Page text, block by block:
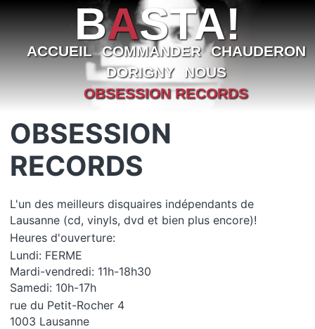
BASTA!
ACCUEIL COMMANDER
CHAUDERON
DORIGNY
NOUS
OBSESSION RECORDS
OBSESSION
RECORDS
L'un des meilleurs disquaires indépendants de
Lausanne (cd, vinyls, dvd et bien plus encore)!
Heures d'ouverture:
Lundi: FERME
Mardi-vendredi: 11h-18h30
Samedi: 10h-17h
rue du Petit-Rocher 4
1003 Lausanne